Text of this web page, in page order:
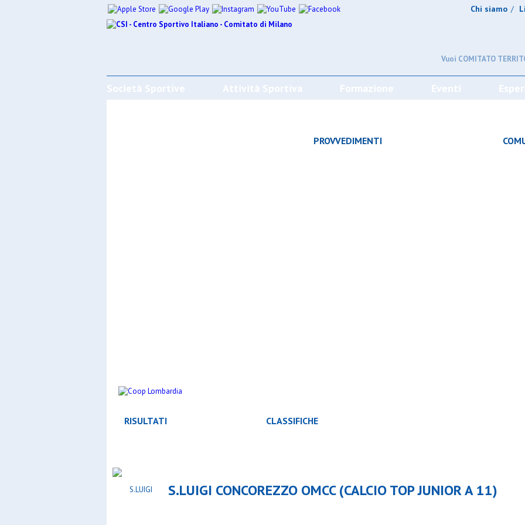
Chi siamo /
Vuoi COMITATO
Società Sportive Attività Sportiva Formazione Eventi
PROVVEDIMENTI
RISULTATI CLASSIFICHE
S.LUIGI CONCOREZZO OMCC (CALCIO TOP JUNIOR A 11)